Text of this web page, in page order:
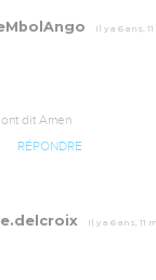
Il y a 6 ans,
dit Amen
RÉPONDRE
Il y a 6 ans, 11